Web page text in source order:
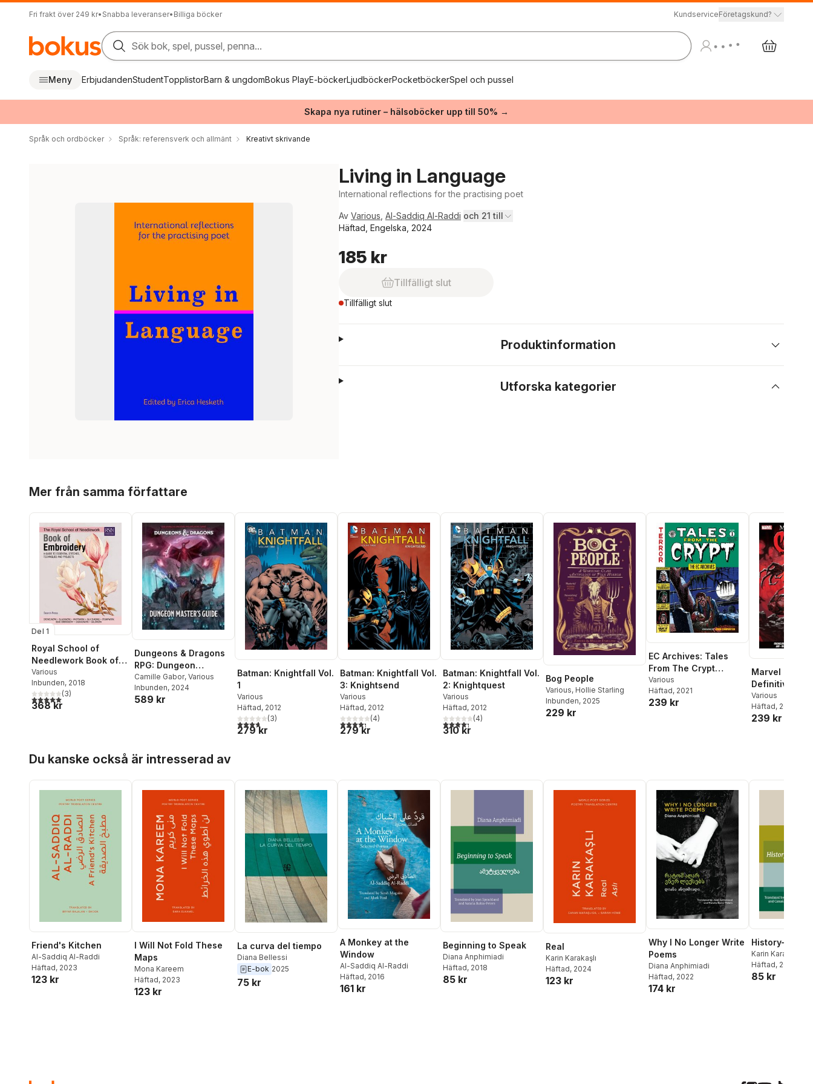
Fri frakt över 249 kr• Snabba leveranser• Billiga böcker KundserviceFöretagskund?
Sök bok, spel, pussel, penna...
Meny ErbjudandenStudentTopplistorBarn & ungdomBokus PlayE-böckerLjudböckerPocketböckerSpel och pussel
Skapa nya rutiner – hälsoböcker upp till 50% →
Språk och ordböcker Språk: referensverk och allmänt Kreativt skrivande
Living in Language
International reflections for the practising poet
Av Various Al-Saddiq Al-Raddi och 21 till
Häftad, Engelska, 2024
185 kr
Tillfälligt slut
Tillfälligt slut
Produktinformation
Utforska kategorier
Mer från samma författare
Del 1
Royal School of
Needlework Book of
Embroidery
Various
Inbunden, 2018
5,0utav 5 stjärnor. Totalt antal röster:
(3)
368 kr
Dungeons & Dragons
RPG: Dungeon
Masters Guide
Camille Gabor, Various
Inbunden, 2024
589 kr
Batman: Knightfall Vol.
1
Various
Häftad, 2012
3,7utav 5 stjärnor. Totalt antal röster:
(3)
279 kr
Batman: Knightfall Vol.
3: Knightsend
Various
Häftad, 2012
4,3utav 5 stjärnor. Totalt antal röster:
(4)
279 kr
Batman: Knightfall Vol.
2: Knightquest
Various
Häftad, 2012
4,3utav 5 stjärnor. Totalt antal röster:
(4)
310 kr
Bog People
Various, Hollie Starling
Inbunden, 2025
229 kr
EC Archives: Tales
From The Crypt
Volume 1
Various
Häftad, 2021
239 kr
Marvel
Definitive
Various
Häftad, 2021
239 kr
Du kanske också är intresserad av
Friend's Kitchen
Al-Saddiq Al-Raddi
Häftad, 2023
123 kr
I Will Not Fold These
Maps
Mona Kareem
Häftad, 2023
123 kr
La curva del tiempo
Diana Bellessi
E-bok 2025
75 kr
A Monkey at the
Window
Al-Saddiq Al-Raddi
Häftad, 2016
161 kr
Beginning to Speak
Diana Anphimiadi
Häftad, 2018
85 kr
Real
Karin Karakaşlı
Häftad, 2024
123 kr
Why I No Longer Write
Poems
Diana Anphimiadi
Häftad, 2022
174 kr
History-
Karin Karakaşlı
Häftad, 2017
85 kr